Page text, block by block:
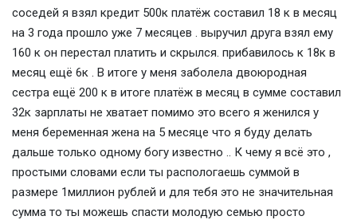
соседей я взял кредит 500к платёж составил 18 к в месяц
на 3 года прошло уже 7 месяцев . выручил друга взял ему
160 к он перестал платить и скрылся. прибавилось к 18к в
месяц ещё 6к . В итоге у меня заболела двоюродная
сестра ещё 200 к в итоге платёж в месяц в сумме составил
32к зарплаты не хватает помимо это всего я женился у
меня беременная жена на 5 месяце что я буду делать
дальше только одному богу известно .. К чему я всё это ,
простыми словами если ты распологаешь суммой в
размере 1миллион рублей и для тебя это не значительная
сумма то ты можешь спасти молодую семью просто